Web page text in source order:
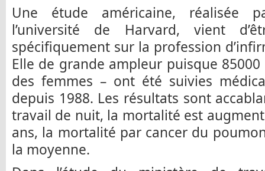
Une étude américaine, réalisée
l’université de Harvard, vient
spécifiquement sur la profession
Elle de grande ampleur puisque
des femmes – ont été suivies
depuis 1988. Les résultats sont
travail de nuit, la mortalité est
ans, la mortalité par cancer du
la moyenne.